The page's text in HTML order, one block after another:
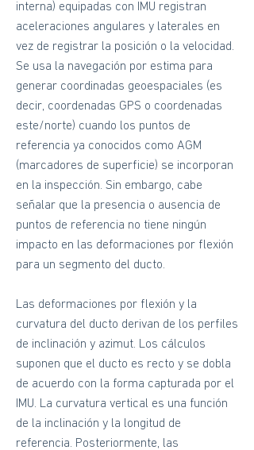
interna) equipadas con IMU registran
aceleraciones angulares y laterales en
vez de registrar la posición o la velocidad.
Se usa la navegación por estima para
generar coordinadas geoespaciales (es
decir, coordenadas GPS o coordenadas
este/norte) cuando los puntos de
referencia ya conocidos como AGM
(marcadores de superficie) se incorporan
en la inspección. Sin embargo, cabe
señalar que la presencia o ausencia de
puntos de referencia no tiene ningún
impacto en las deformaciones por flexión
para un segmento del ducto.
Las deformaciones por flexión y la
curvatura del ducto derivan de los perfiles
de inclinación y azimut. Los cálculos
suponen que el ducto es recto y se dobla
de acuerdo con la forma capturada por el
IMU. La curvatura vertical es una función
de la inclinación y la longitud de
referencia. Posteriormente, las